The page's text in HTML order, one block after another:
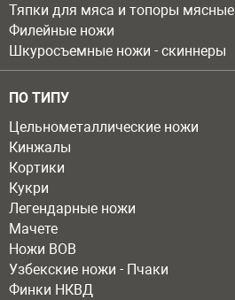
Тяпки для мяса и топоры мясные
Филейные ножи
Шкуросъемные ножи - скиннеры
ПО ТИПУ
Цельнометаллические ножи
Кинжалы
Кортики
Кукри
Легендарные ножи
Мачете
Ножи ВОВ
Узбекские ножи - Пчаки
Финки НКВД